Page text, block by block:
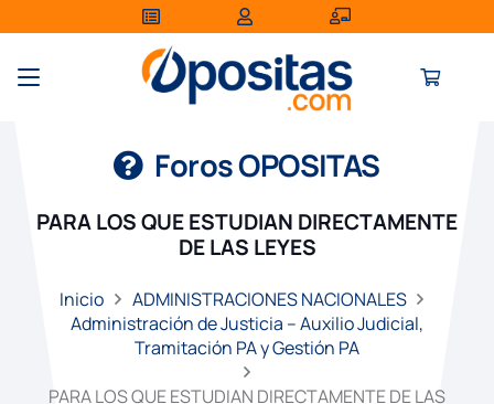
Foros OPOSITAS
PARA LOS QUE ESTUDIAN DIRECTAMENTE
DE LAS LEYES
Inicio
ADMINISTRACIONES NACIONALES
Administración de Justicia – Auxilio Judicial,
Tramitación PA y Gestión PA
PARA LOS QUE ESTUDIAN DIRECTAMENTE DE LAS